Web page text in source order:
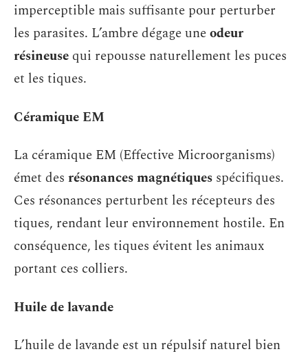
imperceptible mais suffisante pour perturber
les parasites. L’ambre dégage uneodeur
résineuse qui repousse naturellement les puces
et les tiques.
Céramique EM
La céramique EM (Effective Microorganisms)
émet des résonances magnétiques spécifiques.
Ces résonances perturbent les récepteurs des
tiques, rendant leur environnement hostile. En
conséquence, les tiques évitent les animaux
portant ces colliers.
Huile de lavande
L’huile de lavande est un répulsif naturel bien